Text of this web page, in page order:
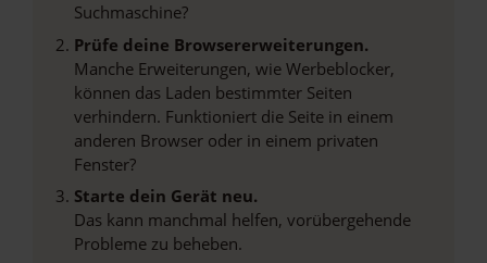
Suchmaschine?
Prüfe deine Browsererweiterungen.
Manche Erweiterungen, wie Werbeblocker,
können das Laden bestimmter Seiten
verhindern. Funktioniert die Seite in einem
anderen Browser oder in einem privaten
Fenster?
Starte dein Gerät neu.
Das kann manchmal helfen, vorübergehende
Probleme zu beheben.